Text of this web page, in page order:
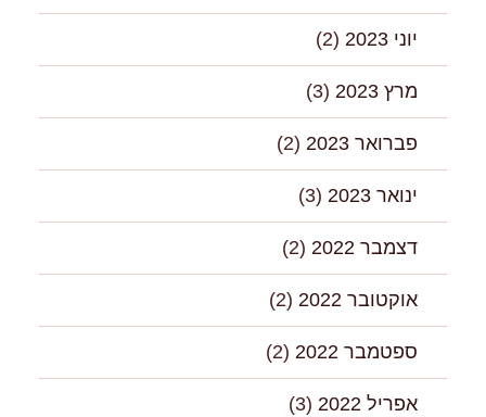
יוני 2023 (2)
מרץ 2023 (3)
פברואר 2023 (2)
ינואר 2023 (3)
דצמבר 2022 (2)
אוקטובר 2022 (2)
ספטמבר 2022 (2)
אפריל 2022 (3)